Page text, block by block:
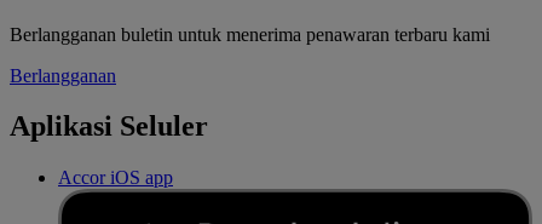
Berlangganan buletin untuk menerima penawaran terbaru kami
Berlangganan
Aplikasi Seluler
Accor iOS app